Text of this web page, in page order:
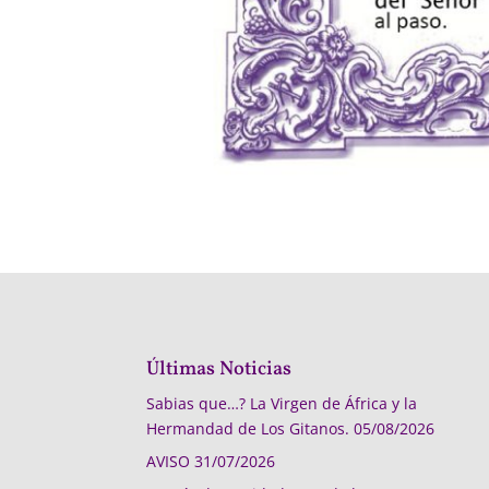
Últimas Noticias
Sabias que…? La Virgen de África y la
Hermandad de Los Gitanos. 05/08/2026
AVISO 31/07/2026